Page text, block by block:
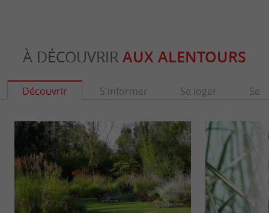
À DÉCOUVRIR AUX ALENTOURS
Découvrir S'informer Se loger Se